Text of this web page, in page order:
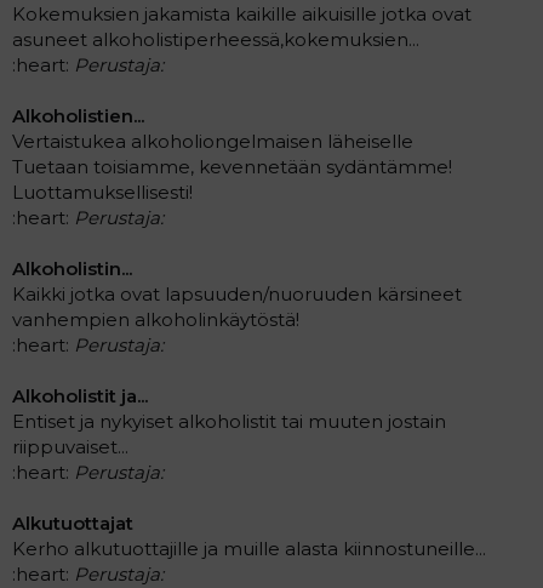
Kokemuksien jakamista kaikille aikuisille jotka ovat
asuneet alkoholistiperheessä,kokemuksien...
:heart: Perustaja:
Alkoholistien...
Vertaistukea alkoholiongelmaisen läheiselle
Tuetaan toisiamme, kevennetään sydäntämme!
Luottamuksellisesti!
:heart: Perustaja:
Alkoholistin...
Kaikki jotka ovat lapsuuden/nuoruuden kärsineet
vanhempien alkoholinkäytöstä!
:heart: Perustaja:
Alkoholistit ja...
Entiset ja nykyiset alkoholistit tai muuten jostain
riippuvaiset...
:heart: Perustaja:
Alkutuottajat
Kerho alkutuottajille ja muille alasta kiinnostuneille...
:heart: Perustaja: